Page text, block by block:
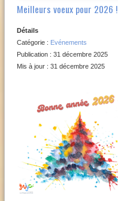
Meilleurs voeux pour 2026 !
Détails
Catégorie : Evénements
Publication : 31 décembre 2025
Mis à jour : 31 décembre 2025